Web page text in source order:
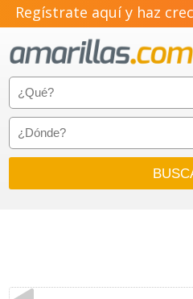
Regístrate aquí y haz